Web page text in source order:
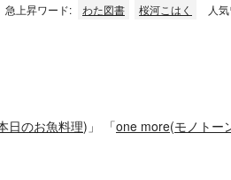
急上昇ワード: わた図書 桜河こはく 人
日のお魚料理)」 「one more(モノトー